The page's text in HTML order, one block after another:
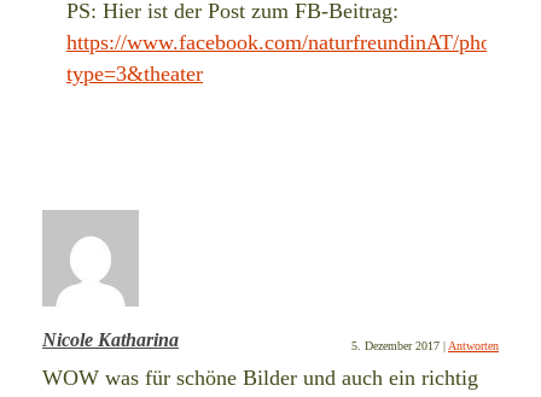
PS: Hier ist der Post zum FB-Beitrag:
https://www.facebook.com/naturfreundinAT/photos/
type=3&theater
Nicole Katharina 5. Dezember 2017 |Antworten
WOW was für schöne Bilder und auch ein richtig